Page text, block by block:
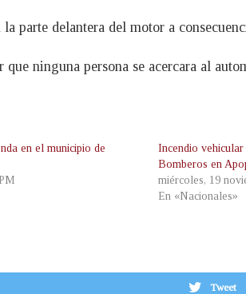
parte delantera del motor a
ninguna persona se acercara al
en el municipio de
Incendio
Bomberos en
miércoles, 19
En «Nacionales»
Tweet